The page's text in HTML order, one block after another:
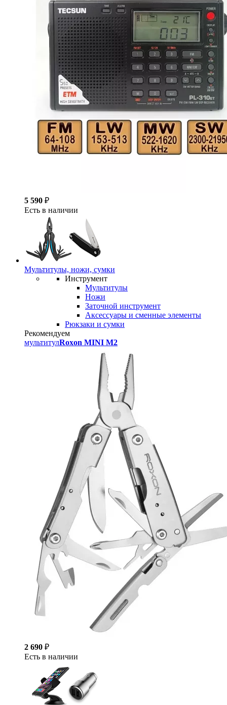
5 590 ₽
Есть в наличии
Мультитулы, ножи, сумки
Инструмент
Мультитулы
Ножи
Заточной инструмент
Аксессуары и сменные элементы
Рюкзаки и сумки
Рекомендуем
мультитулRoxon MINI M2
2 690 ₽
Есть в наличии